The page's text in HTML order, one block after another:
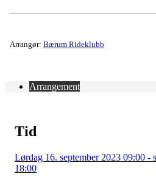
Arrangør: Bærum Rideklubb
Arrangement
Tid
Lørdag 16. september 2023 09:00 -
18:00